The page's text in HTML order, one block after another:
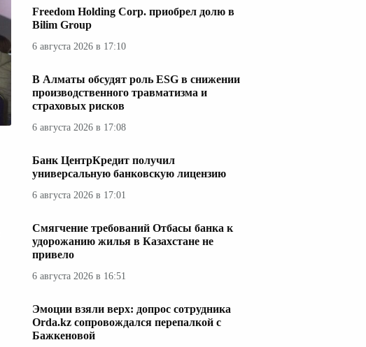
Freedom Holding Corp. приобрел долю в
Bilim Group
6 августа 2026 в 17:10
В Алматы обсудят роль ESG в снижении
производственного травматизма и
страховых рисков
6 августа 2026 в 17:08
Банк ЦентрКредит получил
универсальную банковскую лицензию
6 августа 2026 в 17:01
Смягчение требований Отбасы банка к
удорожанию жилья в Казахстане не
привело
6 августа 2026 в 16:51
Эмоции взяли верх: допрос сотрудника
Orda.kz сопровождался перепалкой с
Бажкеновой